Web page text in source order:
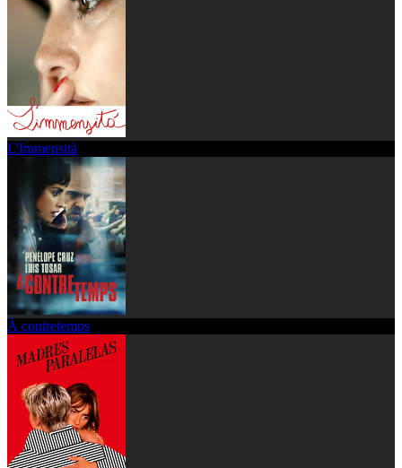
L'Immensità
À contretemps